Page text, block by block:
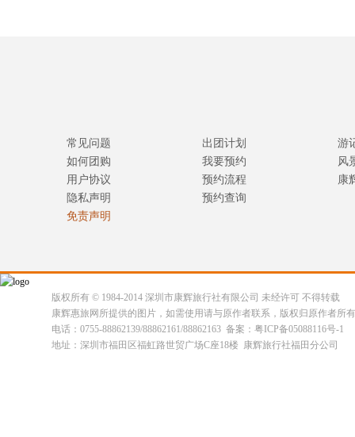
常见问题
如何团购
用户协议
隐私声明
免责声明
出团计划
我要预约
预约流程
预约查询
游
风
康
版权所有 © 1984-2014 深圳市康辉旅行社有限公司 未经许可 不得转载
康辉惠旅网所提供的图片，如需使用请与原作者联系，版权归原作者所
电话：0755-88862139/88862161/88862163 备案：粤ICP备05088116号-1
地址：深圳市福田区福虹路世贸广场C座18楼 康辉旅行社福田分公司